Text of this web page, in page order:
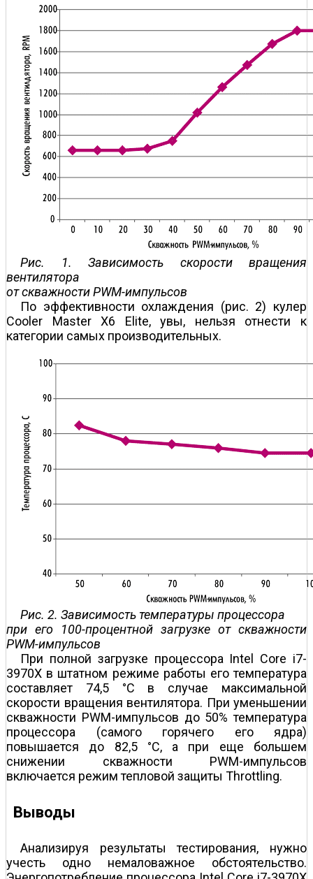
Рис. 1. Зависимость скорости вращения
вентилятора
от скважности PWM-импульсов
По эффективности охлаждения (рис. 2) кулер
Cooler Master X6 Elite, увы, нельзя отнести к
категории самых производительных.
Рис. 2. Зависимость температуры процессора
при его 100-процентной загрузке от скважности
PWM-импульсов
При полной загрузке процессора Intel Core i7-
3970Х в штатном режиме работы его температура
составляет 74,5 °С в случае максимальной
скорости вращения вентилятора. При уменьшении
скважности PWM-импульсов до 50% температура
процессора (самого горячего его ядра)
повышается до 82,5 °С, а при еще большем
снижении скважности PWM-импульсов
включается режим тепловой защиты Throttling.
Выводы
Анализируя результаты тестирования, нужно
учесть одно немаловажное обстоятельство.